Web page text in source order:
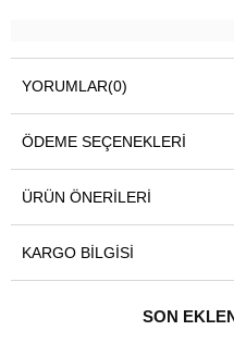
YORUMLAR(0)
ÖDEME SEÇENEKLERI
ÜRÜN ÖNERILERI
KARGO BILGISI
SON